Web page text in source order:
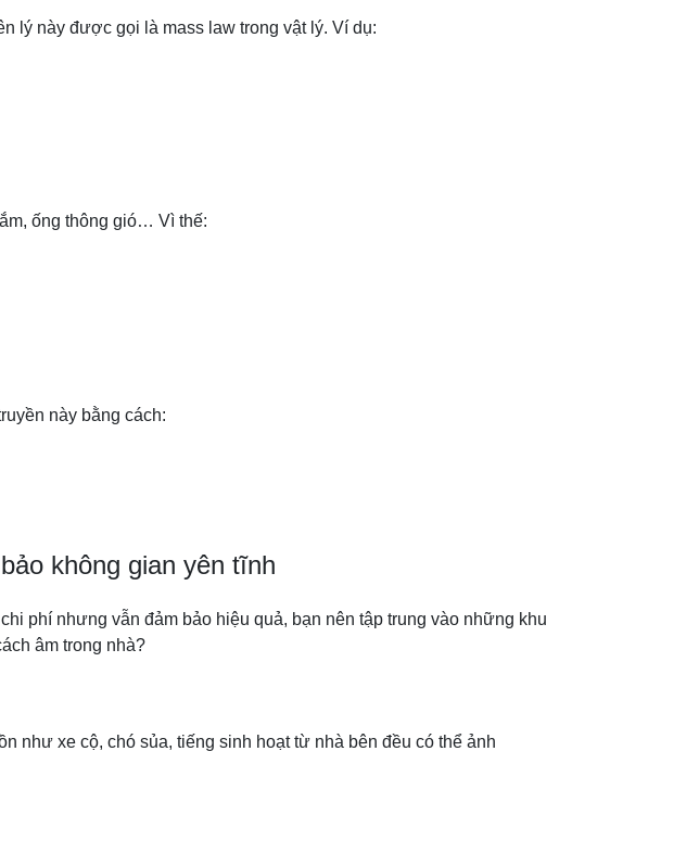
lý này được gọi là mass law trong vật lý. Ví dụ:
ống thông gió… Vì thế:
này bằng cách:
không gian yên tĩnh
phí nhưng vẫn đảm bảo hiệu quả, bạn nên tập trung vào những khu
âm trong nhà?
như xe cộ, chó sủa, tiếng sinh hoạt từ nhà bên đều có thể ảnh